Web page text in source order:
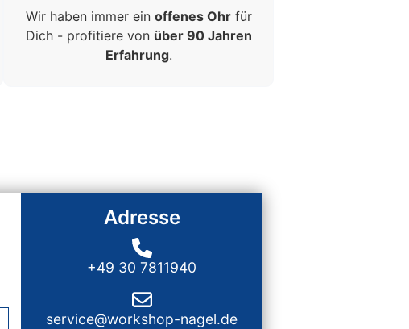
Wir haben immer ein offenes Ohrfür
Dich - profitiere von über 90 Jahren
Erfahrung.
Adresse
+49 30 7811940
service@workshop-nagel.de